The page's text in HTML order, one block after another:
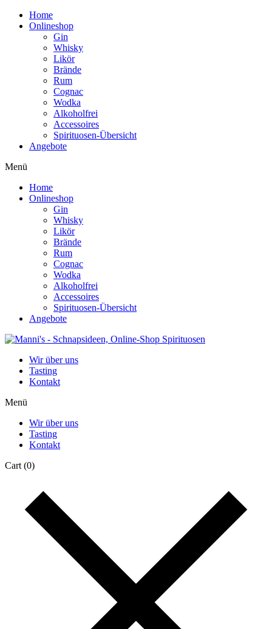
Home
Onlineshop
Gin
Whisky
Likör
Brände
Rum
Cognac
Wodka
Alkoholfrei
Accessoires
Spirituosen-Übersicht
Angebote
Menü
Home
Onlineshop
Gin
Whisky
Likör
Brände
Rum
Cognac
Wodka
Alkoholfrei
Accessoires
Spirituosen-Übersicht
Angebote
Wir über uns
Tasting
Kontakt
Menü
Wir über uns
Tasting
Kontakt
Cart (0)